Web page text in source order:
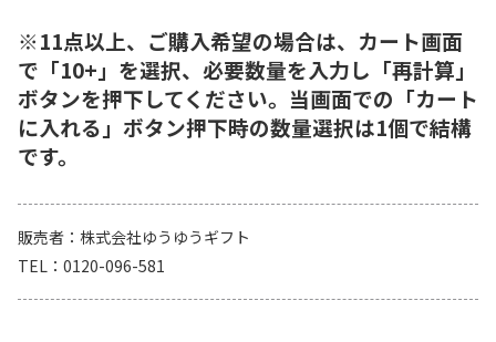
※11点以上、ご購入希望の場合は、カート画面
で「10+」を選択、必要数量を入力し「再計算」
ボタンを押下してください。当画面での「カート
に入れる」ボタン押下時の数量選択は1個で結構
です。
販売者
株式会社ゆうゆうギフト
TEL
0120-096-581